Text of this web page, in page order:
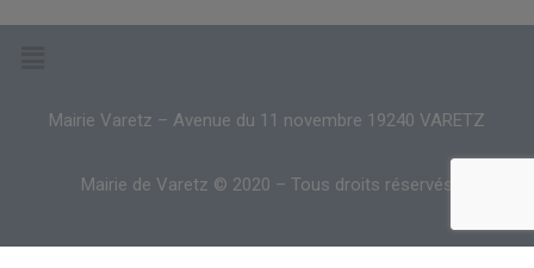
Mairie Varetz – Avenue du 11 novembre 19240 VARETZ
Mairie de Varetz © 2020 – Tous droits réservés